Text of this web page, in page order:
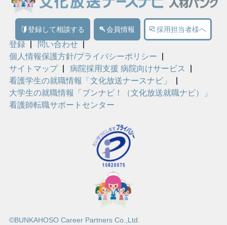
登録して相談する 会員情報 採用担当者様へ
登録
問い合わせ
個人情報保護方針/プライバシーポリシー
サイトマップ
病院採用支援 病院向けサービス
看護学生の就職情報「文化放送ナースナビ」
大学生の就職情報「ブンナビ！（文化放送就職ナビ）」
看護師転職サポートセンター
©BUNKAHOSO Career Partners Co.,Ltd.